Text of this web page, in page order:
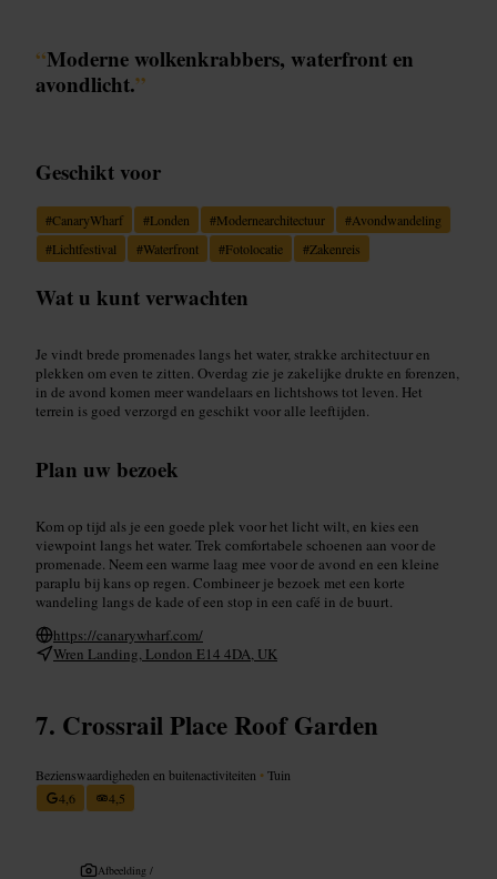
“Moderne wolkenkrabbers, waterfront en
avondlicht.”
Geschikt voor
#CanaryWharf #Londen #Modernearchitectuur #Avondwandeling
#Lichtfestival #Waterfront #Fotolocatie #Zakenreis
Wat u kunt verwachten
Je vindt brede promenades langs het water, strakke architectuur en
plekken om even te zitten. Overdag zie je zakelijke drukte en forenzen,
in de avond komen meer wandelaars en lichtshows tot leven. Het
terrein is goed verzorgd en geschikt voor alle leeftijden.
Plan uw bezoek
Kom op tijd als je een goede plek voor het licht wilt, en kies een
viewpoint langs het water. Trek comfortabele schoenen aan voor de
promenade. Neem een warme laag mee voor de avond en een kleine
paraplu bij kans op regen. Combineer je bezoek met een korte
wandeling langs de kade of een stop in een café in de buurt.
https://canarywharf.com/
Wren Landing, London E14 4DA, UK
Crossrail Place Roof Garden
Bezienswaardigheden en buitenactiviteiten •Tuin
4,6
4,5
Afbeelding /